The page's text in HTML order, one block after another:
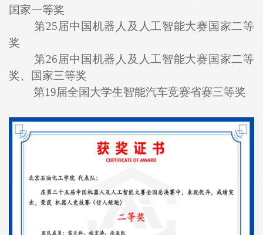
国家一等奖
第25届中国机器人及人工智能大赛国家二等
奖
第26届中国机器人及人工智能大赛国家二等
奖、国家三等奖
第19届全国大学生智能汽车竞赛省赛三等奖